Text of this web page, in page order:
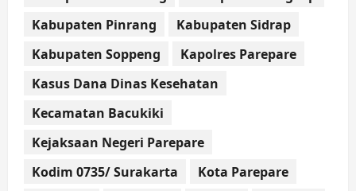
Kabupaten Pinrang
Kabupaten Sidrap
Kabupaten Soppeng
Kapolres Parepare
Kasus Dana Dinas Kesehatan
Kecamatan Bacukiki
Kejaksaan Negeri Parepare
Kodim 0735/ Surakarta
Kota Parepare